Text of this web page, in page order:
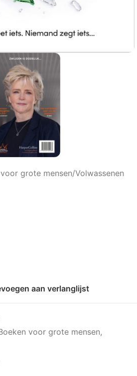
grote mensen/Volwassenen
aan verlanglijst
voor grote mensen,